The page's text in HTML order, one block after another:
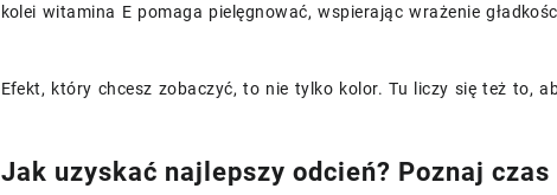
kolei witamina E pomaga pielęgnować, wspierając wrażenie
Efekt, który chcesz zobaczyć, to nie tylko kolor. Tu liczy się też to,
Jak uzyskać najlepszy odcień? Poznaj